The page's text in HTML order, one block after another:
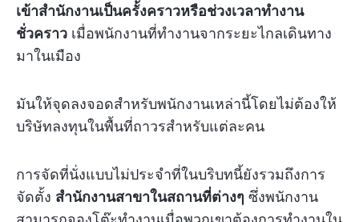
เข้าสำนักงานเป็นครั้งคราวหรือช่วงเวลาทำงาน
ชั่วคราว เมื่อพนักงานที่ทำงานจากระยะไกลเดินทาง
มาในเมือง
มันให้จุดลงจอดสำหรับพนักงานเหล่านี้โดยไม่ต้องให้
บริษัทลงทุนในพื้นที่ถาวรสำหรับแต่ละคน
การจัดที่นั่งแบบไม่ประจำที่ในบริบทนี้ยังรวมถึงการ
จัดตั้ง สำนักงานสาขาในสถานที่ต่างๆ ซึ่งพนักงาน